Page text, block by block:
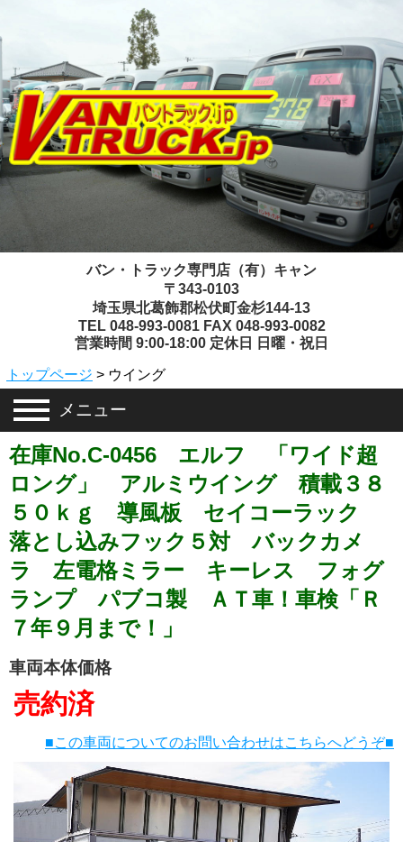
バン・トラック専門店（有）キャン
〒343-0103
埼玉県北葛飾郡松伏町金杉144-13
TEL 048-993-0081 FAX 048-993-0082
営業時間 9:00-18:00 定休日 日曜・祝日
トップページ > ウイング
メニュー
在庫No.C-0456 エルフ 「ワイド超
ロング」 アルミウイング 積載３８
５０ｋｇ 導風板 セイコーラック
落とし込みフック５対 バックカメ
ラ 左電格ミラー キーレス フォグ
ランプ パブコ製 ＡＴ車！車検「Ｒ
７年９月まで！」
車両本体価格
売約済
■この車両についてのお問い合わせはこちらへどうぞ■